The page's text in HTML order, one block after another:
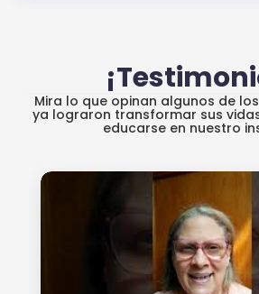
Mira lo que opinan algunos de
ya lograron transformar sus
educarse en nuestro